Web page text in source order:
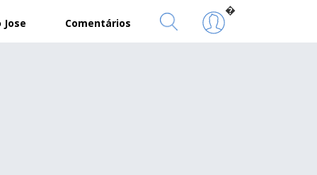
Comentários
�